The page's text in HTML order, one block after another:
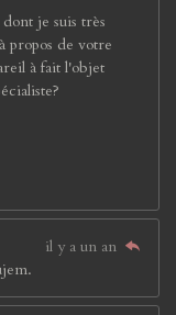
je suis très
propos de votre
à fait l'objet
il y a un an